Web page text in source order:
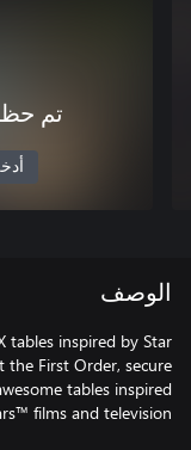
تم
الوصف
tables inspired by Star
First Order, secure
tables inspired